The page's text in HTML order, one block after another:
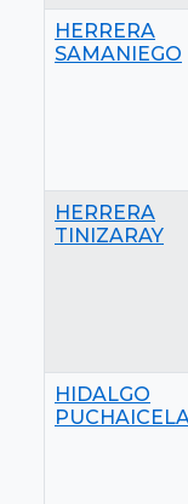
HERRERA
SAMANIEGO
HERRERA
TINIZARAY
HIDALGO